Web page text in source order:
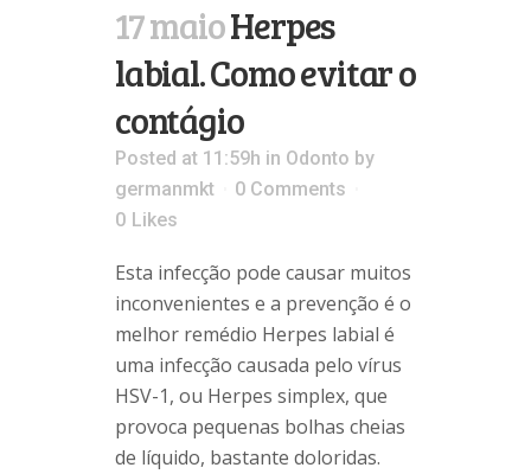
17 maioHerpes
labial. Como evitar o
contágio
Posted at 11:59h in Odonto by
germanmkt
0 Comments
0 Likes
Esta infecção pode causar muitos
inconvenientes e a prevenção é o
melhor remédio Herpes labial é
uma infecção causada pelo vírus
HSV-1, ou Herpes simplex, que
provoca pequenas bolhas cheias
de líquido, bastante doloridas.